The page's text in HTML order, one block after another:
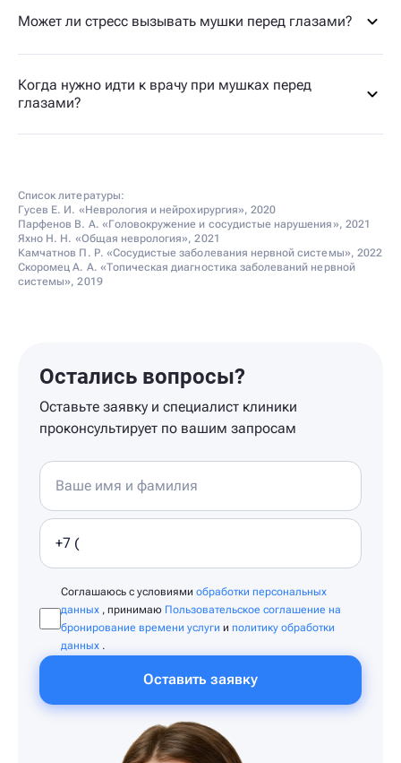
Может ли стресс вызывать мушки перед глазами?
Когда нужно идти к врачу при мушках перед
глазами?
Список литературы:
Гусев Е. И. «Неврология и нейрохирургия», 2020
Парфенов В. А. «Головокружение и сосудистые нарушения», 2021
Яхно Н. Н. «Общая неврология», 2021
Камчатнов П. Р. «Сосудистые заболевания нервной системы», 2022
Скоромец А. А. «Топическая диагностика заболеваний нервной
системы», 2019
Остались вопросы?
Оставьте заявку и специалист клиники
проконсультирует по вашим запросам
Соглашаюсь с условиями обработки персональных
данных , принимаю Пользовательское соглашение на
бронирование времени услуги и политику обработки
данных .
Оставить заявку